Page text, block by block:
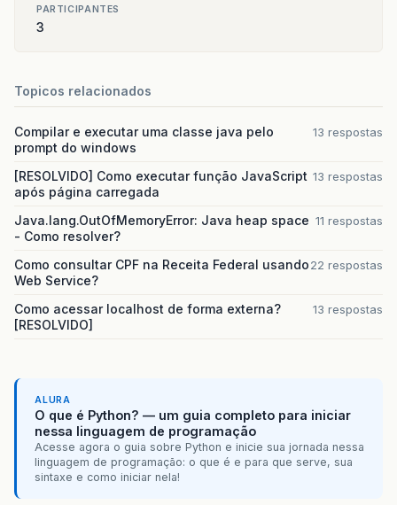
PARTICIPANTES
3
Topicos relacionados
Compilar e executar uma classe java pelo
prompt do windows
13 respostas
[RESOLVIDO] Como executar função JavaScript
após página carregada
13 respostas
Java.lang.OutOfMemoryError: Java heap space
- Como resolver?
11 respostas
Como consultar CPF na Receita Federal usando
Web Service?
22 respostas
Como acessar localhost de forma externa?
[RESOLVIDO]
13 respostas
ALURA
O que é Python? — um guia completo para iniciar
nessa linguagem de programação
Acesse agora o guia sobre Python e inicie sua jornada nessa
linguagem de programação: o que é e para que serve, sua
sintaxe e como iniciar nela!